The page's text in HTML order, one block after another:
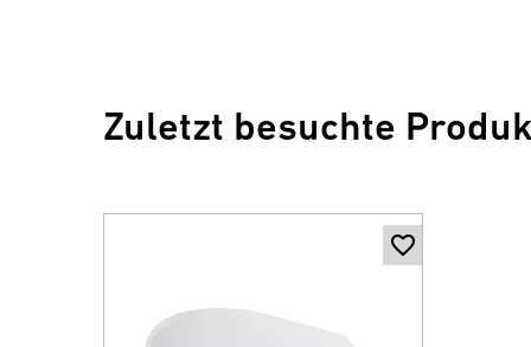
Zuletzt besuchte